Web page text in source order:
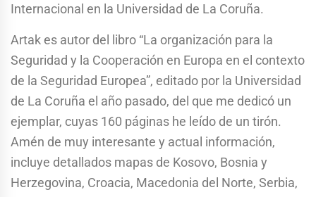
Internacional en la Universidad de La Coruña.
Artak es autor del libro “La organización para la
Seguridad y la Cooperación en Europa en el contexto
de la Seguridad Europea”, editado por la Universidad
de La Coruña el año pasado, del que me dedicó un
ejemplar, cuyas 160 páginas he leído de un tirón.
Amén de muy interesante y actual información,
incluye detallados mapas de Kosovo, Bosnia y
Herzegovina, Croacia, Macedonia del Norte, Serbia,